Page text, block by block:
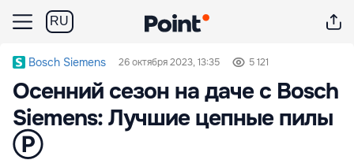
RU
Bosch Siemens 26 октября 2023, 13:35 5 121
Осенний сезон на даче c Bosch
Siemens: Лучшие цепные пилы
Ⓟ